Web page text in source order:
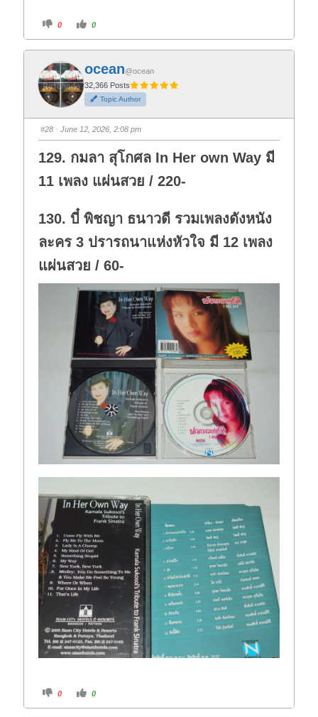
C
i
f
o
r
t
h
u
m
d
o
n
.
0
C
i
o
t
h
u
m
u
p
0
ocean@ocean
32,366 Posts
Topic Author
#28 · June 12, 2026, 2:08 pm
129. กมลา สุโกศล In Her own Way มี
11 เพลง แผ่นสวย / 220-
130. บี๋ พิชญา ธนาวดี รวมเพลงดังหนัง
ละคร 3 ปรารถนาแห่งหัวใจ มี 12 เพลง
แผ่นสวย / 60-
C
i
0
C
i
0